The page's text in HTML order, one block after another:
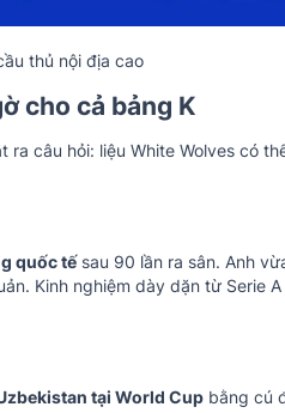
thủ nội địa cao
cho cả bảng K
câu hỏi: liệu White Wolves có
quốc tếsau 90 lần ra sân. Anh
Kinh nghiệm dày dặn từ Serie
tại World Cup bằng cú